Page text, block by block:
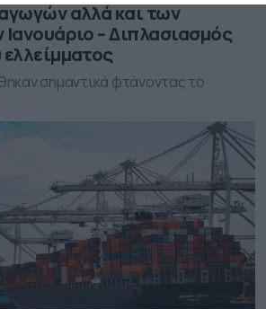
αλλά και των
– Διπλασιασμός
σημαντικά φτάνοντας το